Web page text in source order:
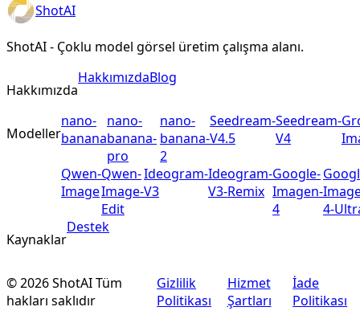
ShotAI
ShotAI - Çoklu model görsel üretim çalışma alanı.
Hakkımızda
HakkımızdaBlog
Modeller
nano-
banana
nano-
banana-
pro
nano-
banana-
2
Seedream-
V4.5
Seedream-
V4
Qwen-
Image
Qwen-
Image-
Edit
Ideogram-
V3
Ideogram-
V3-Remix
Google-
Imagen-
4
4-
Kaynaklar
Destek
©2026ShotAITüm
hakları saklıdır
Gizlilik
Politikası
Hizmet
Şartları
İade
Politikası